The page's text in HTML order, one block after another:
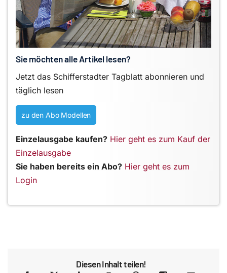
Sie möchten alle Artikel lesen?
Jetzt das Schifferstadter Tagblatt abonnieren und
täglich lesen
zu den Abo Modellen
Einzelausgabe kaufen? Hier geht es zum Kauf der
Einzelausgabe
Sie haben bereits ein Abo? Hier geht es zum
Login
Diesen Inhalt teilen!